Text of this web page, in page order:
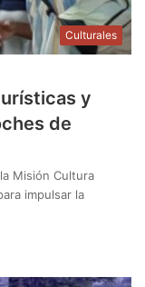
Culturales
y
de
Misión Cultura
impulsar la